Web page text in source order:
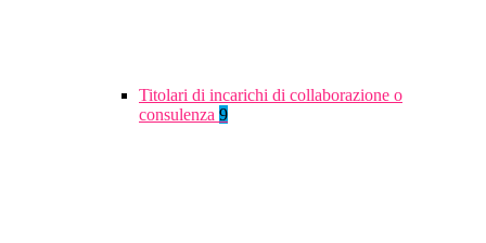
Titolari di incarichi di collaborazione o
consulenza 9